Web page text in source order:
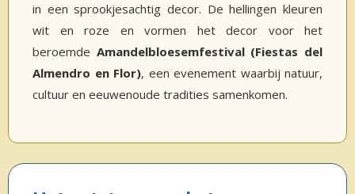
in een sprookjesachtig decor. De hellingen kleuren
wit en roze en vormen het decor voor het
beroemde Amandelbloesemfestival (Fiestas del
Almendro en Flor), een evenement waarbij natuur,
cultuur en eeuwenoude tradities samenkomen.